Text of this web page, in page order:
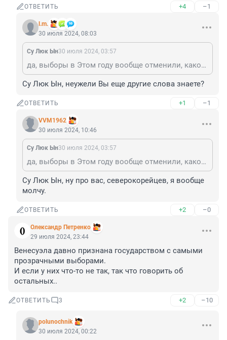
ОТВЕТИТЬ +4 –1
l.m.
30 июля 2024, 08:03
Су Люк Ын30 июля 2024, 03:57
да, выборы в Этом году вообще отменили, каков же Позор!
Су Люк Ын, неужели Вы еще другие слова знаете?
ОТВЕТИТЬ +1 –1
VVM1962
30 июля 2024, 10:46
Су Люк Ын30 июля 2024, 03:57
да, выборы в Этом году вообще отменили, каков же Позор!
Су Люк Ын, ну про вас, северокорейцев, я вообще
молчу.
ОТВЕТИТЬ +2 –0
Олександр Петренко
29 июля 2024, 23:44
Венесуэла давно признана государством с самыми
прозрачными выборами.
И если у них что-то не так, так что говорить об
остальных..
ОТВЕТИТЬ 3 +2 –10
polunochnik
30 июля 2024, 00:22